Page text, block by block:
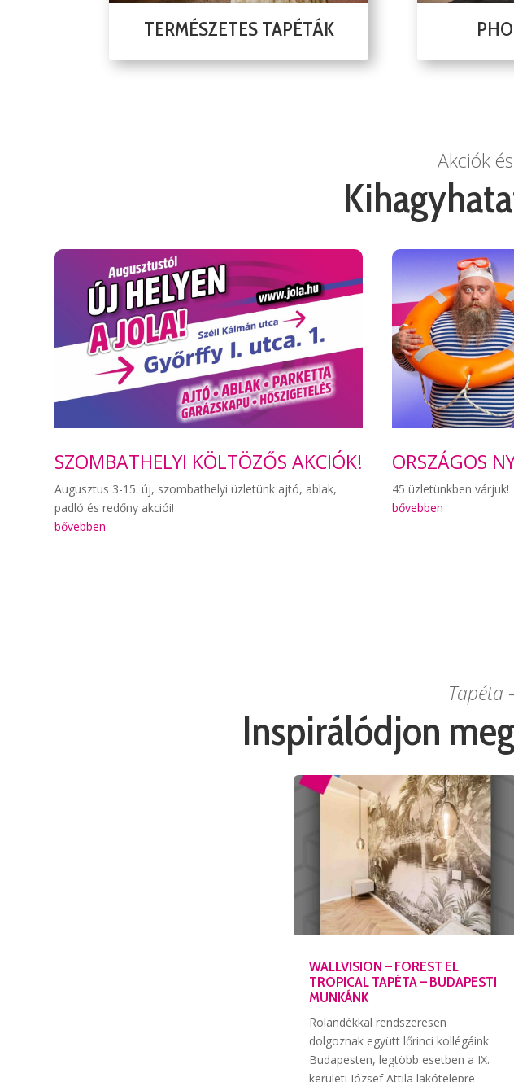
TERMÉSZETES TAPÉTÁK
Akciók
SZOMBATHELYI KÖLTÖZŐS AKCIÓK!
Augusztus 3-15. új, szombathelyi üzletünk ajtó, ablak,
padló és redőny akciói!
bővebben
ORSZÁGOS
45 üzletünkben várjuk!
bővebben
Tapéta
Inspirálódjon
WALLVISION – FOREST EL
TROPICAL TAPÉTA – BUDAPESTI
MUNKÁNK
Rolandékkal rendszeresen
dolgoznak együtt lőrinci kollégáink
Budapesten, legtöbb esetben a IX.
kerületi József Attila lakótelepre